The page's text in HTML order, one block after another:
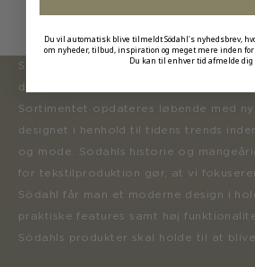
Södahl ønsker at tilbyde en moderne
der inspirerer forbrugerne til at forny
Sortimentet opdateres løbende med
designet i henhold til tidens trends
og mode. Södahls historie og
for tekstilproduktion gør, at vi
Södahl får man et moderne design i
praktiske features samt høj
Södahls produkter skal holde til at
Du vil automatisk blive tilmeldt Södahl's nyhedsbrev,
om nyheder, tilbud, inspiration og meget mere inden
Du kan til enhver tid afmelde dig